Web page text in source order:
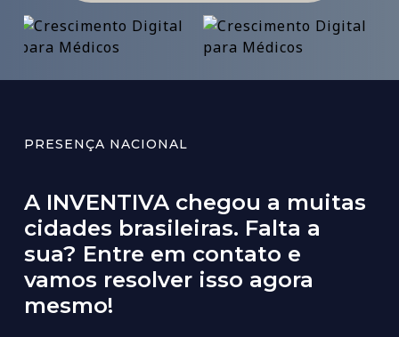
PRESENÇA NACIONAL
A INVENTIVA chegou a muitas
cidades brasileiras. Falta a
sua? Entre em contato e
vamos resolver isso agora
mesmo!